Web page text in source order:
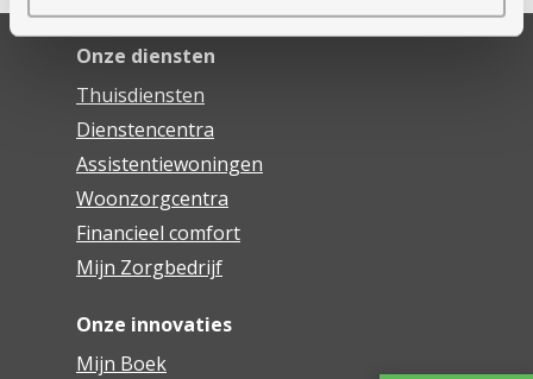
Onze diensten
Thuisdiensten
Dienstencentra
Assistentiewoningen
Woonzorgcentra
Financieel comfort
Mijn Zorgbedrijf
Onze innovaties
Mijn Boek